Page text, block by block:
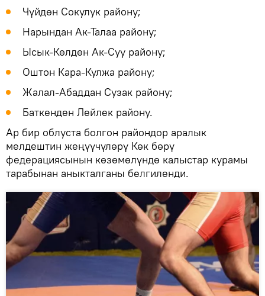
Чүйдөн Сокулук району;
Нарындан Ак-Талаа району;
Ысык-Көлдөн Ак-Суу району;
Оштон Кара-Кулжа району;
Жалал-Абаддан Сузак району;
Баткенден Лейлек району.
Ар бир облуста болгон райондор аралык
мелдештин жеңүүчүлөрү Көк бөрү
федерациясынын көзөмөлүндө калыстар курамы
тарабынан аныкталганы белгиленди.